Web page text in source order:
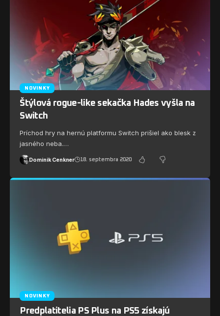
NOVINKY
Štýlová rogue-like sekačka Hades vyšla na
Switch
Príchod hry na hernú platformu Switch prišiel ako blesk z
jasného neba.…
Dominik Cenkner 18. septembra 2020
NOVINKY
Predplatitelia PS Plus na PS5 získajú